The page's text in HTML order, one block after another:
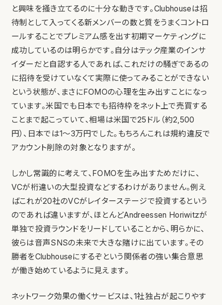
と興味を掻き立てるのに十分な動きです。Clubhouseは招
待制として入ってくる新メンバーの数と質をうまくコントロ
ールすることでプレミアム感を出す初期マーケティングに
成功しているのは明らかです。自分はテック産業のインサ
イダーだと自認する人であれば、これだけの騒ぎであるの
に招待を受けていなくて実際に使ってみることができない
という状態が、まさにFOMOの心理を生み出すことになっ
ています。米国でも日本でも招待枠をネット上で売買する
ことまで起こっていて、相場は米国で25ドル（約2,500
円）、日本では1〜3万円でした。もちろんこれは規約違反で
アカウント削除の対象となりますが。
しかし常識的に考えて、FOMOを生み出すためだけに、
VCが桁違いの大型投資などするわけがありません。例え
ばこれが20社のVCがレイターステージで投資するという
のであれば違いますが、ほとんどAndreessen Horiwitzが
単独で投資ラウンドをリードしていることから、明らかに、
彼らは音声SNSの未来で大きな賭けに出ています。その
勝者をClubhouseにするぞという関係者の強い集合意思
が働き始めているように見えます。
ネットワーク効果の働くサービスは、1社独占が起こりやす